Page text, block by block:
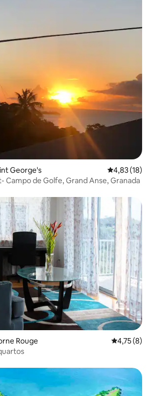
George's 4,83 de uma
4,83 (18)
Campo de Golfe, Grand Anse, Granada
Rouge 4,75 de
4,75 (8)